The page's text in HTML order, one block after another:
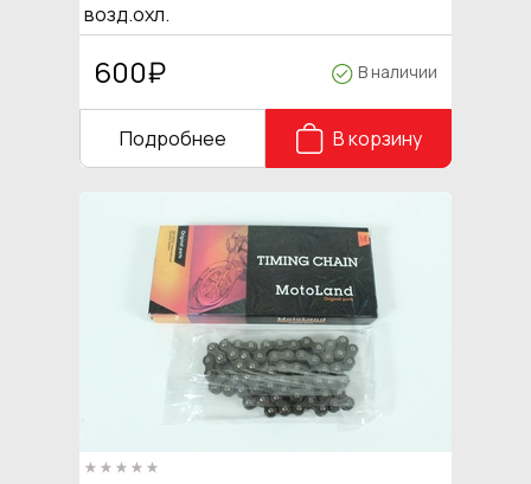
возд.охл.
600₽ В наличии
Подробнее В корзину